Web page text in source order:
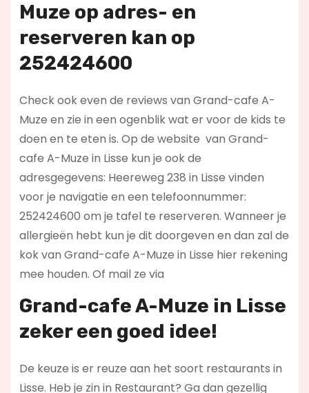
Muze op adres- en
reserveren kan op
252424600
Check ook even de reviews van Grand-cafe A-
Muze en zie in een ogenblik wat er voor de kids te
doen en te eten is. Op de website van Grand-
cafe A-Muze in Lisse kun je ook de
adresgegevens: Heereweg 238 in Lisse vinden
voor je navigatie en een telefoonnummer:
252424600 om je tafel te reserveren. Wanneer je
allergieën hebt kun je dit doorgeven en dan zal de
kok van Grand-cafe A-Muze in Lisse hier rekening
mee houden. Of mail ze via
Grand-cafe A-Muze in Lisse
zeker een goed idee!
De keuze is er reuze aan het soort restaurants in
Lisse. Heb je zin in Restaurant? Ga dan gezellig